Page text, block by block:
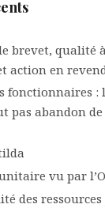
brevet, qualité
action en
fonctionnaires :
pas abandon
vu par
des